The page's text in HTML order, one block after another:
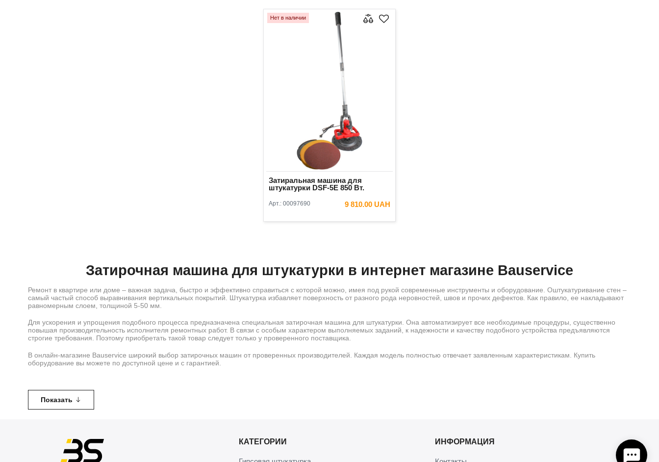
Нет в наличии
Затиральная машина для
штукатурки DSF-5E 850 Вт.
Арт.: 00097690 9 810.00 UAH
Затирочная машина для штукатурки в интернет магазине Bauservice
Ремонт в квартире или доме – важная задача, быстро и эффективно справиться с которой можно, имея под рукой современные инструменты и оборудование. Оштукатуривание стен –
самый частый способ выравнивания вертикальных покрытий. Штукатурка избавляет поверхность от разного рода неровностей, швов и прочих дефектов. Как правило, ее накладывают
равномерным слоем, толщиной 5-50 мм.
Для ускорения и упрощения подобного процесса предназначена специальная затирочная машина для штукатурки. Она автоматизирует все необходимые процедуры, существенно
повышая производительность исполнителя ремонтных работ. В связи с особым характером выполняемых заданий, к надежности и качеству подобного устройства предъявляются
строгие требования. Поэтому приобретать такой товар следует только у проверенного поставщика.
В онлайн-магазине Bauservice широкий выбор затирочных машин от проверенных производителей. Каждая модель полностью отвечает заявленным характеристикам. Купить
оборудование вы можете по доступной цене и с гарантией.
Механизм для затирания оборудован специальными лопастями и дисками, расположенными по периметру защитного круга, выполненного из металла. Последняя деталь необходима
возможность результативно работать с разными формами, включая колонны, углы и другие сложные
изгибы плоскости;
идеальное качество финишной отделки.
Показать
КАТЕГОРИИ ИНФОРМАЦИЯ